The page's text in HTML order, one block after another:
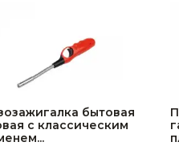
бытовая
с классическим